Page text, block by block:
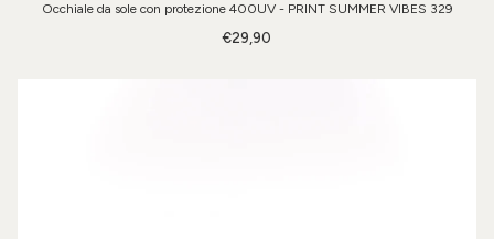
Occhiale da sole con protezione 400UV - PRINT SUMMER VIBES 329
€29,90